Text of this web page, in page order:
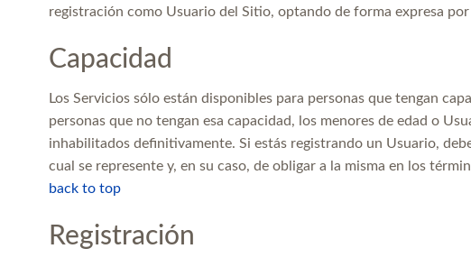
registración como Usuario del Sitio, optando de forma expresa
Capacidad
Los Servicios sólo están disponibles para personas que tengan
personas que no tengan esa capacidad, los menores de edad o
inhabilitados definitivamente. Si estás registrando un Usuario,
cual se represente y, en su caso, de obligar a la misma en los
back to top
Registración